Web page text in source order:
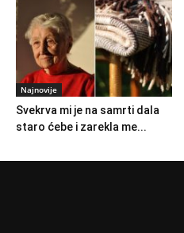
Najnovije
Svekrva mi je na samrti dala
staro ćebe i zarekla me...